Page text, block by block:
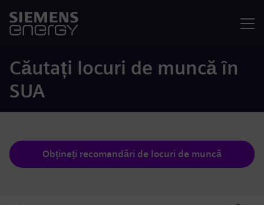
Căutați locuri de muncă în
SUA
Obțineți recomandări de locuri de muncă